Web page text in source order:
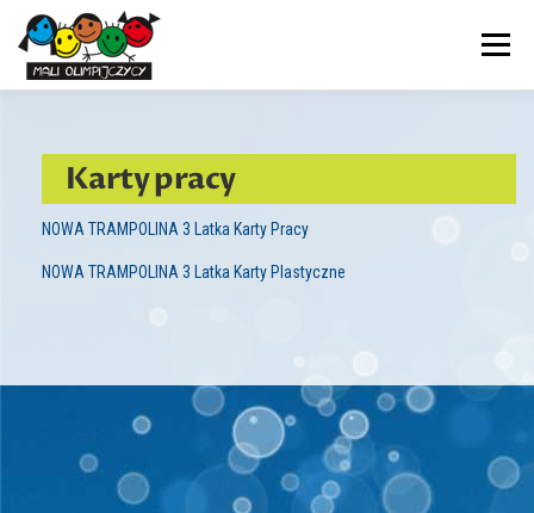
Przejdź
treści
Menu
ADAPTACJA TERAPIE DOKUMENTY
Karty pracy
NOWA TRAMPOLINA 3 Latka Karty Pracy
NOWA TRAMPOLINA 3 Latka Karty Plastyczne